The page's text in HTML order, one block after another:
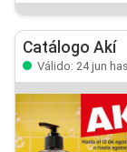
Catálogo Akí
Válido: 24 jun